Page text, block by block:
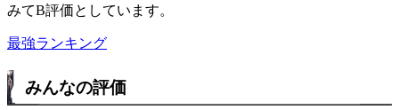
みてB評価としています。
最強ランキング
みんなの評価